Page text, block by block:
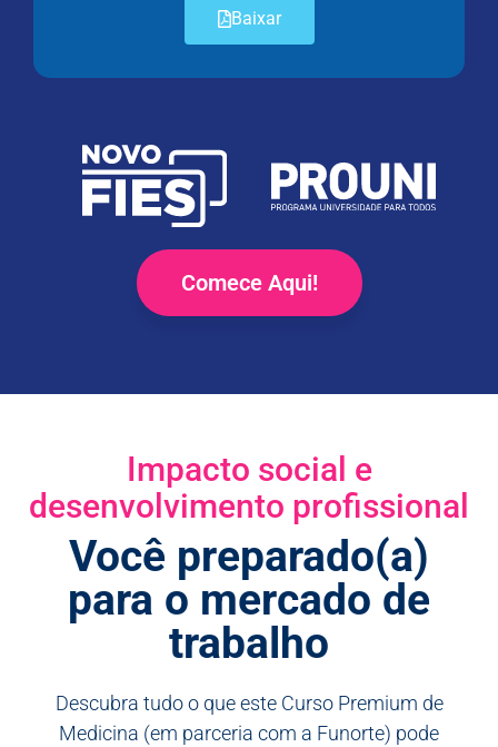
Baixar
Comece Aqui!
Impacto social e
desenvolvimento profissional
Você preparado(a)
para o mercado de
trabalho
Descubra tudo o que este Curso Premium de
Medicina (em parceria com a Funorte) pode